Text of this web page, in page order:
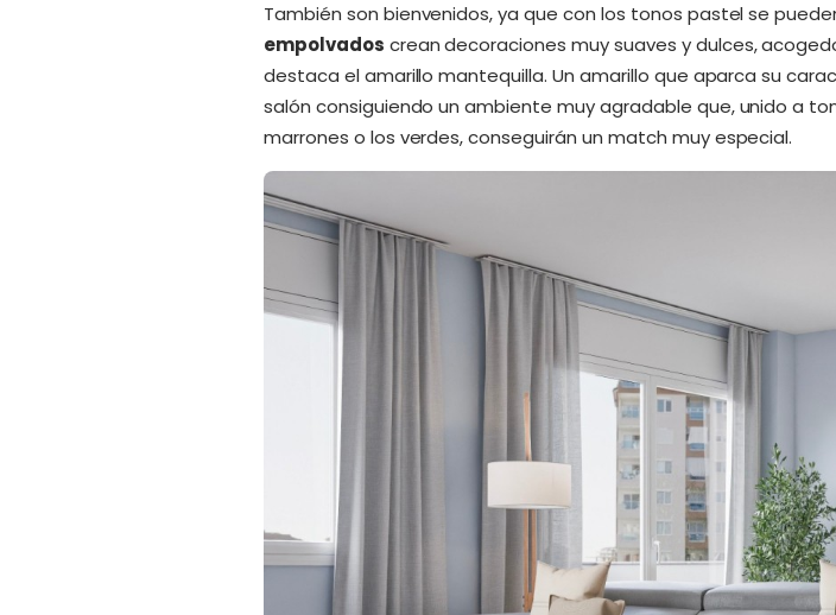
También son bienvenidos, ya que con los tonos pastel se
empolvados crean decoraciones muy suaves y dulces,
destaca el amarillo mantequilla. Un amarillo que aparca su
salón consiguiendo un ambiente muy agradable que, unido a
marrones o los verdes, conseguirán un match muy especial.